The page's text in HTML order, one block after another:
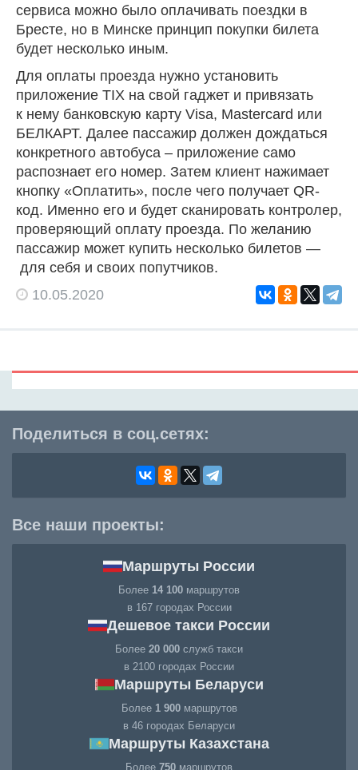
сервиса можно было оплачивать поездки в
Бресте, но в Минске принцип покупки билета
будет несколько иным.
Для оплаты проезда нужно установить
приложение TIX на свой гаджет и привязать
к нему банковскую карту Visa, Mastercard или
БЕЛКАРТ. Далее пассажир должен дождаться
конкретного автобуса – приложение само
распознает его номер. Затем клиент нажимает
кнопку «Оплатить», после чего получает QR-
код. Именно его и будет сканировать контролер,
проверяющий оплату проезда. По желанию
пассажир может купить несколько билетов —
для себя и своих попутчиков.
10.05.2020
Поделиться в соц.сетях:
Все наши проекты:
Маршруты России
Более 14 100 маршрутов
в 167 городах России
Дешевое такси России
Более 20 000 служб такси
в 2100 городах России
Маршруты Беларуси
Более 1 900маршрутов
в 46 городах Беларуси
Маршруты Казахстана
Более 750 маршрутов